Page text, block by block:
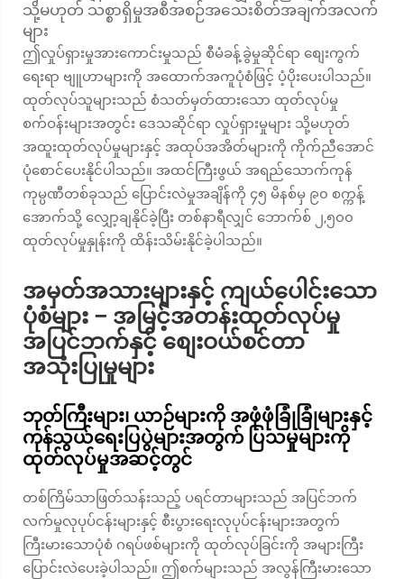
သို့မဟုတ် သစ္စာရှိမှုအစီအစဉ်အသေးစိတ်အချက်အလက်
များ
ဤလှုပ်ရှားမှုအားကောင်းမှုသည် စီမံခန့်ခွဲမှုဆိုင်ရာ စျေးကွက်
ရေးရာ ဗျူဟာများကို အထောက်အကူပုံစံဖြင့် ပံ့ပိုးပေးပါသည်။
ထုတ်လုပ်သူများသည် စံသတ်မှတ်ထားသော ထုတ်လုပ်မှု
စက်ဝန်းများအတွင်း ဒေသဆိုင်ရာ လှုပ်ရှားမှုများ သို့မဟုတ်
အထူးထုတ်လုပ်မှုများနှင့် အထုပ်အအိတ်များကို ကိုက်ညီအောင်
ပုံစောင်ပေးနိုင်ပါသည်။ အထင်ကြီးဖွယ် အရည်သောက်ကုန်
ကုမ္ပဏီတစ်ခုသည် ပြောင်းလဲမှုအချိန်ကို ၄၅ မိနစ်မှ ၉၀ စက္ကန့်
အောက်သို့ လျှော့ချနိုင်ခဲ့ပြီး တစ်နာရီလျှင် ဘောက်စ် ၂,၅၀၀
ထုတ်လုပ်မှုနှုန်းကို ထိန်းသိမ်းနိုင်ခဲ့ပါသည်။
အမှတ်အသားများနှင့် ကျယ်ပေါင်းသော
ပုံစံများ – အမြင့်အတန်းထုတ်လုပ်မှု
အပြင်ဘက်နှင့် စျေးဝယ်စင်တာ
အသုံးပြုမှုများ
ဘုတ်ကြီးများ၊ ယာဉ်များကို အဖုံဖုံခြုံခြုံများနှင့်
ကုန်သွယ်ရေးပြပွဲများအတွက် ပြသမှုများကို
ထုတ်လုပ်မှုအဆင့်တွင်
တစ်ကြိမ်သာဖြတ်သန်းသည့် ပရင်တာများသည် အပြင်ဘက်
လက်မှုလုပုပ်ငန်းများနှင့် စီးပွားရေးလုပုပ်ငန်းများအတွက်
ကြီးမားသောပုံစံ ဂရပ်ဖစ်များကို ထုတ်လုပ်ခြင်းကို အများကြီး
ပြောင်းလဲပေးခဲ့ပါသည်။ ဤစက်များသည် အလွန်ကြီးမားသော